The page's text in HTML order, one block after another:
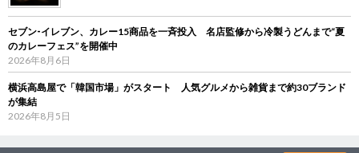
セブン‐イレブン、カレー15商品を一斉投入 名店監修から冷製うどんまで“夏
のカレーフェス”を開催中
2026年8月6日
横浜高島屋で「韓国市場」がスタート 人気グルメから雑貨まで約30ブランド
が集結
2026年8月5日